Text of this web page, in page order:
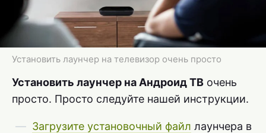
Установить лаунчер на телевизор очень просто
Установить лаунчер на Андроид ТВ очень
просто. Просто следуйте нашей инструкции.
Загрузите установочный файл лаунчера в